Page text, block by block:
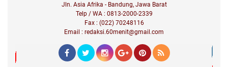
Jln. Asia Afrika - Bandung, Jawa Barat
Telp / WA : 0813-2000-2339
Fax : (022) 70248116
Email : redaksi.60menit@gmail.com